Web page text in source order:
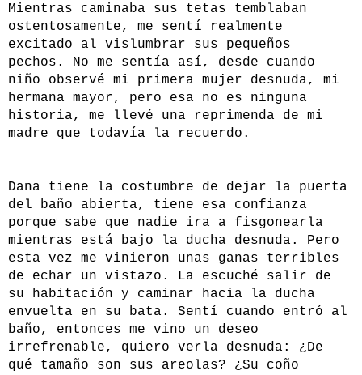
Mientras caminaba sus tetas temblaban
ostentosamente, me sentí realmente
excitado al vislumbrar sus pequeños
pechos. No me sentía así, desde cuando
niño observé mi primera mujer desnuda, mi
hermana mayor, pero esa no es ninguna
historia, me llevé una reprimenda de mi
madre que todavía la recuerdo.
Dana tiene la costumbre de dejar la puerta
del baño abierta, tiene esa confianza
porque sabe que nadie ira a fisgonearla
mientras está bajo la ducha desnuda. Pero
esta vez me vinieron unas ganas terribles
de echar un vistazo. La escuché salir de
su habitación y caminar hacia la ducha
envuelta en su bata. Sentí cuando entró al
baño, entonces me vino un deseo
irrefrenable, quiero verla desnuda: ¿De
qué tamaño son sus areolas? ¿Su coño